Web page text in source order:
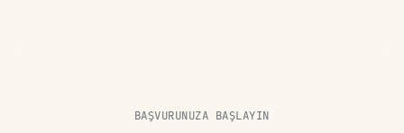
BAŞVURUNUZA BAŞLAYIN